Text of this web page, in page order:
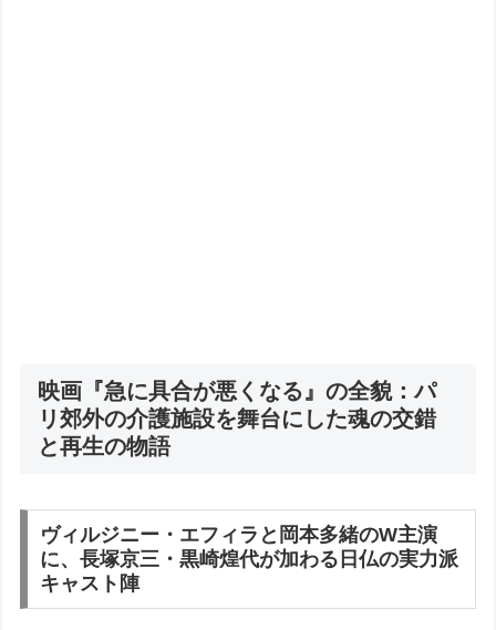
映画『急に具合が悪くなる』の全貌：パ
リ郊外の介護施設を舞台にした魂の交錯
と再生の物語
ヴィルジニー・エフィラと岡本多緒のW主演
に、長塚京三・黒崎煌代が加わる日仏の実力派
キャスト陣